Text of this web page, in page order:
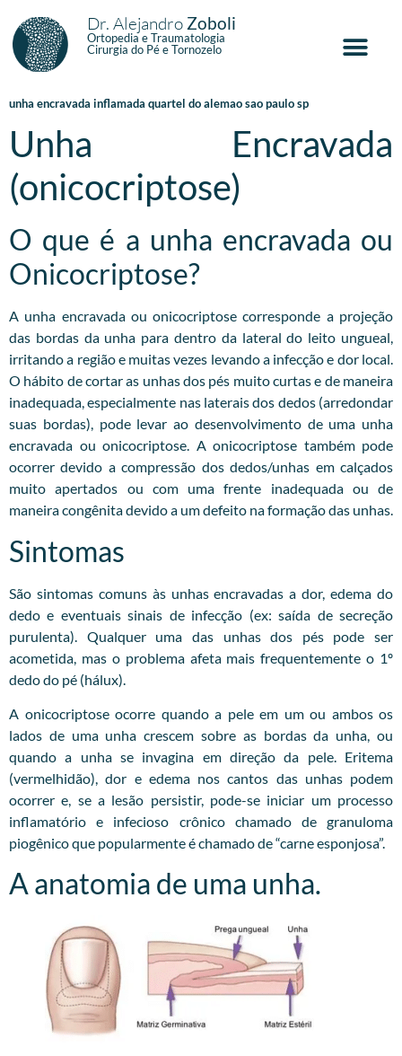
Dr. Alejandro Zoboli
Ortopedia e Traumatologia
Cirurgia do Pé e Tornozelo
unha encravada inflamada quartel do alemao sao paulo sp
Unha Encravada
(onicocriptose)
O que é a unha encravada ou
Onicocriptose?
A unha encravada ou onicocriptose corresponde a projeção
das bordas da unha para dentro da lateral do leito ungueal,
irritando a região e muitas vezes levando a infecção e dor local.
O hábito de cortar as unhas dos pés muito curtas e de maneira
inadequada, especialmente nas laterais dos dedos (arredondar
suas bordas), pode levar ao desenvolvimento de uma unha
encravada ou onicocriptose. A onicocriptose também pode
ocorrer devido a compressão dos dedos/unhas em calçados
muito apertados ou com uma frente inadequada ou de
maneira congênita devido a um defeito na formação das unhas.
Sintomas
São sintomas comuns às unhas encravadas a dor, edema do
dedo e eventuais sinais de infecção (ex: saída de secreção
purulenta). Qualquer uma das unhas dos pés pode ser
acometida, mas o problema afeta mais frequentemente o 1º
dedo do pé (hálux).
A onicocriptose ocorre quando a pele em um ou ambos os
lados de uma unha crescem sobre as bordas da unha, ou
quando a unha se invagina em direção da pele. Eritema
(vermelhidão), dor e edema nos cantos das unhas podem
ocorrer e, se a lesão persistir, pode-se iniciar um processo
inflamatório e infecioso crônico chamado de granuloma
piogênico que popularmente é chamado de “carne esponjosa”.
A anatomia de uma unha.